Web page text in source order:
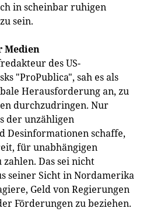
in scheinbar ruhigen
sein.
Medien
des US-
"ProPublica", sah es als
Herausforderung an, zu
durchzudringen. Nur
der unzähligen
Desinformationen schaffe,
für unabhängigen
Das sei nicht
seiner Sicht in Nordamerika
Geld von Regierungen
Förderungen zu beziehen.